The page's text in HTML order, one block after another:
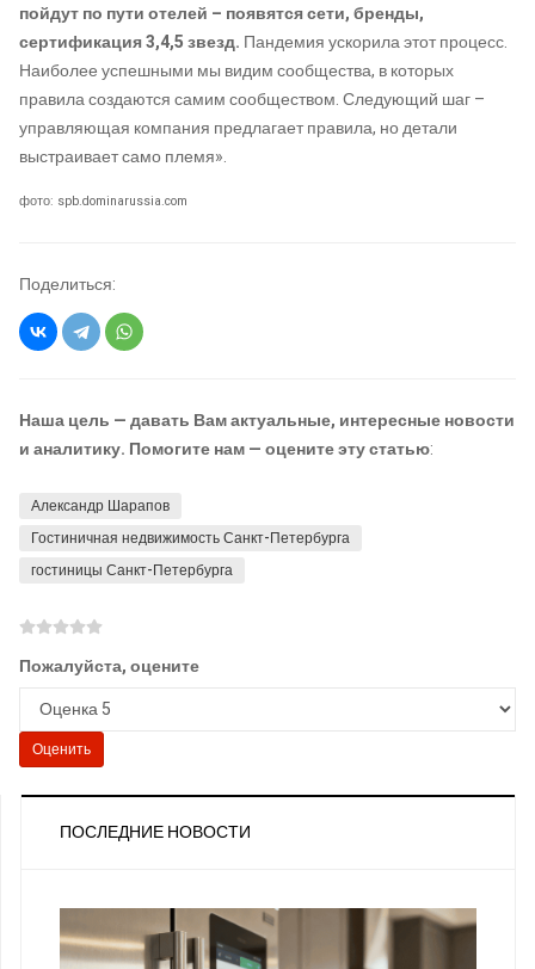
пойдут по пути отелей – появятся сети, бренды,
сертификация 3,4,5 звезд. Пандемия ускорила этот процесс.
Наиболее успешными мы видим сообщества, в которых
правила создаются самим сообществом. Следующий шаг –
управляющая компания предлагает правила, но детали
выстраивает само племя».
фото: spb.dominarussia.com
Поделиться:
Наша цель — давать Вам актуальные, интересные новости
и аналитику. Помогите нам — оцените эту статью:
Александр Шарапов
Гостиничная недвижимость Санкт-Петербурга
гостиницы Санкт-Петербурга
Пожалуйста, оцените
ПОСЛЕДНИЕ НОВОСТИ